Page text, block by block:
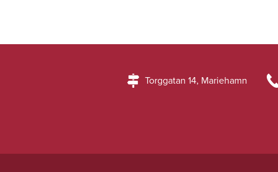
Torggatan 14, Mariehamn